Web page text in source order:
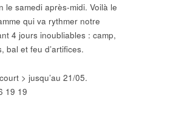
le samedi après-midi. Voilà le
qui va rythmer notre
4 jours inoubliables : camp,
bal et feu d’artifices.
> jusqu’au 21/05.
19 19